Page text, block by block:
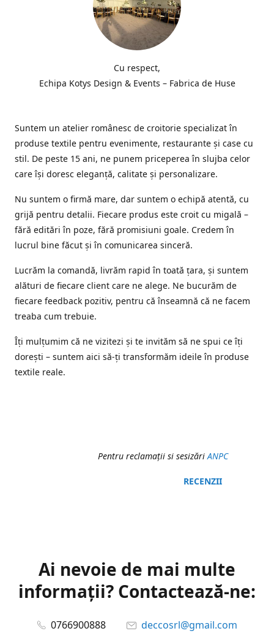
Cu respect,
Echipa Kotys Design & Events – Fabrica de Huse
Suntem un atelier românesc de croitorie specializat în
produse textile pentru evenimente, restaurante și case cu
stil. De peste 15 ani, ne punem priceperea în slujba celor
care își doresc eleganță, calitate și personalizare.
Nu suntem o firmă mare, dar suntem o echipă atentă, cu
grijă pentru detalii. Fiecare produs este croit cu migală –
fără editări în poze, fără promisiuni goale. Credem în
lucrul bine făcut și în comunicarea sinceră.
Lucrăm la comandă, livrăm rapid în toată țara, și suntem
alături de fiecare client care ne alege. Ne bucurăm de
fiecare feedback pozitiv, pentru că înseamnă că ne facem
treaba cum trebuie.
Îți mulțumim că ne vizitezi și te invităm să ne spui ce îți
dorești – suntem aici să-ți transformăm ideile în produse
textile reale.
Pentru reclamaţii si sesizăriANPC
RECENZII
Ai nevoie de mai multe
informații? Contactează-ne:
0766900888 deccosrl@gmail.com